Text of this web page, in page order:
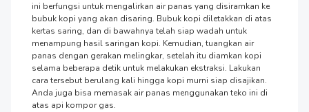
ini berfungsi untuk mengalirkan air panas yang disiramkan ke
bubuk kopi yang akan disaring. Bubuk kopi diletakkan di atas
kertas saring, dan di bawahnya telah siap wadah untuk
menampung hasil saringan kopi. Kemudian, tuangkan air
panas dengan gerakan melingkar, setelah itu diamkan kopi
selama beberapa detik untuk melakukan ekstraksi. Lakukan
cara tersebut berulang kali hingga kopi murni siap disajikan.
Anda juga bisa memasak air panas menggunakan teko ini di
atas api kompor gas.